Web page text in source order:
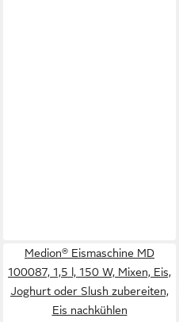
Medion® Eismaschine MD
100087, 1,5 l, 150 W, Mixen, Eis,
Joghurt oder Slush zubereiten,
Eis nachkühlen